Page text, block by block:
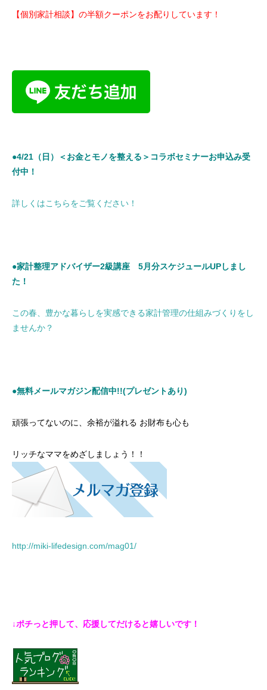
【個別家計相談】の半額クーポンをお配りしています！
●4/21（日）＜お金とモノを整える＞コラボセミナーお申込み受
付中！
詳しくはこちらをご覧ください！
●家計整理アドバイザー2級講座 5月分スケジュールUPしまし
た！
この春、豊かな暮らしを実感できる家計管理の仕組みづくりをし
ませんか？
●無料メールマガジン配信中!!(プレゼントあり)
頑張ってないのに、余裕が溢れる お財布も心も
リッチなママをめざしましょう！！
http://miki-lifedesign.com/mag01/
↓ポチっと押して、応援してだけると嬉しいです！